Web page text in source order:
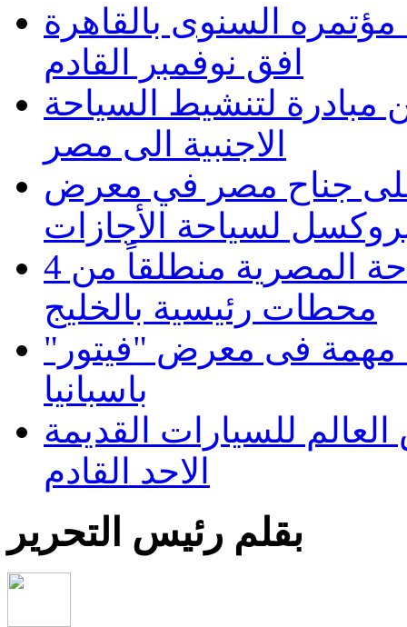
السنوى بالقاهرة
افق نوفمبر القادم
مبادرة لتنشيط السياحة
الاجنبية الى مصر
على جناح مصر في معرض
لسياحة الأجازات
المركز العربي يدعم السياحة المصرية منطلقاً من 4
محطات رئيسية بالخليج
مهمة فى معرض "فيتور"
باسبانيا
للسيارات القديمة
الاحد القادم
بقلم رئيس التحرير